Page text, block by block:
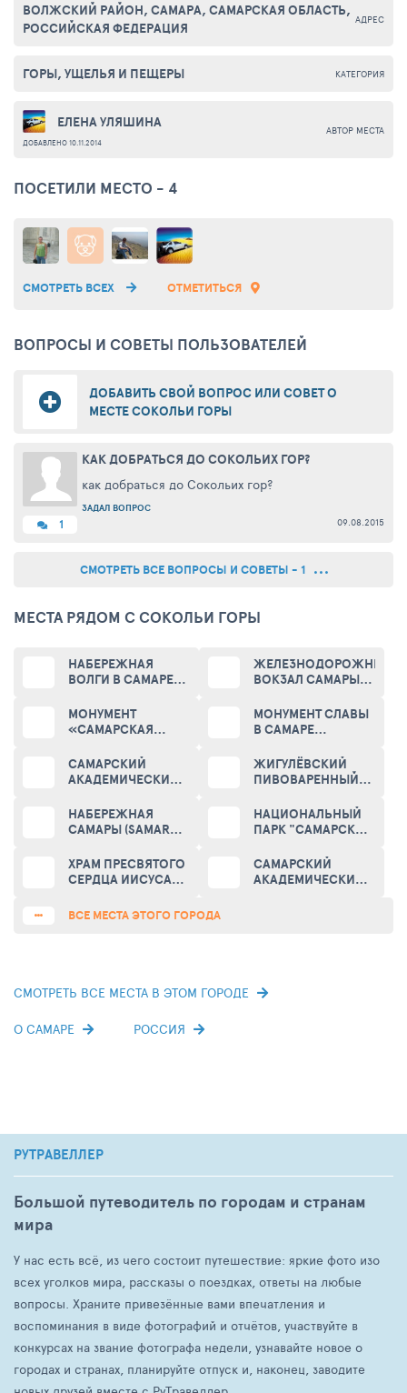
соколиных. В наши дни это уже редкость, поскольку с
середины ХХ века на северном склоне Сокольих Гор начал
производства щебня, который широко используется при
АДРЕС
ВОЛЖСКИЙ РАЙОН, САМАРА, САМАРСКАЯ ОБЛАСТЬ,
РОССИЙСКАЯ ФЕДЕРАЦИЯ
КАТЕГОРИЯ
ГОРЫ, УЩЕЛЬЯ И ПЕЩЕРЫ
АВТОР МЕСТА
ЕЛЕНА УЛЯШИНА
ДОБАВЛЕНО 10.11.2014
ПОСЕТИЛИ МЕСТО - 4
СМОТРЕТЬ ВСЕХ ОТМЕТИТЬСЯ
ВОПРОСЫ И СОВЕТЫ ПОЛЬЗОВАТЕЛЕЙ
ДОБАВИТЬ СВОЙ ВОПРОС ИЛИ СОВЕТ О
МЕСТЕ СОКОЛЬИ ГОРЫ
09.08.2015
КАК ДОБРАТЬСЯ ДО СОКОЛЬИХ ГОР?
как добраться до Сокольих гор?
ЗАДАЛ ВОПРОС
1
СМОТРЕТЬ ВСЕ ВОПРОСЫ И СОВЕТЫ - 1
МЕСТА РЯДОМ С СОКОЛЬИ ГОРЫ
НАБЕРЕЖНАЯ
ВОЛГИ В САМАРЕ
EMBANKMENT)
ЖЕЛЕЗНОДОРОЖНЫЙ
ВОКЗАЛ САМАРЫ
SAMARA)
МОНУМЕНТ
«САМАРСКАЯ
BOAT MONUMENT)
МОНУМЕНТ СЛАВЫ
В САМАРЕ
GLORY IN SAMARA)
САМАРСКИЙ
АКАДЕМИЧЕСКИЙ
(SAMARA STATE
ACADEMIC DRAMA
ЖИГУЛЁВСКИЙ
ПИВОВАРЕННЫЙ
BREWERY)
НАБЕРЕЖНАЯ
САМАРЫ (SAMARA
НАЦИОНАЛЬНЫЙ
ПАРК "САМАРСКАЯ
PARK "SAMARA
BEND')
ХРАМ ПРЕСВЯТОГО
СЕРДЦА ИИСУСА
SACRED HEART OF
САМАРСКИЙ
АКАДЕМИЧЕСКИЙ
ВСЕ МЕСТА ЭТОГО ГОРОДА
СМОТРЕТЬ ВСЕ МЕСТА В ЭТОМ ГОРОДЕ
О САМАРЕ РОССИЯ
РУТРАВЕЛЛЕР
Большой путеводитель по городам и странам
мира
У нас есть всё, из чего состоит путешествие: яркие фото изо
всех уголков мира, рассказы о поездках, ответы на любые
вопросы. Храните привезённые вами впечатления и
воспоминания в виде фотографий и отчётов, участвуйте в
конкурсах на звание фотографа недели, узнавайте новое о
городах и странах, планируйте отпуск и, наконец, заводите